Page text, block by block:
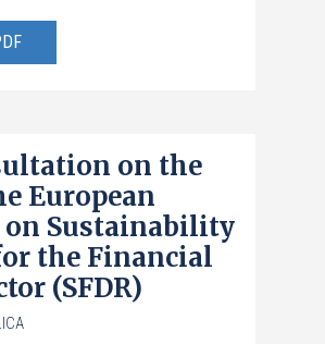
on the
European
Sustainability
the Financial
(SFDR)